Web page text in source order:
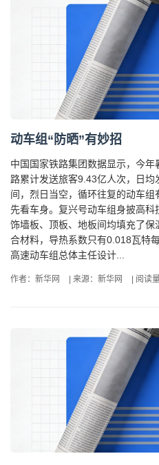
动车组“防晒”有妙招
中国国家铁路集团数据显示，今
路累计发送旅客9.43亿人次，日
间，烈日当空，循环往复的动车组
先看车身。复兴号动车组身披高科
饰墙板、顶板、地板间均填充了保
合材料，导热系数只有0.018瓦特
高速动车组总体主任设计...
作者：新华网 来源：新华网 阅读